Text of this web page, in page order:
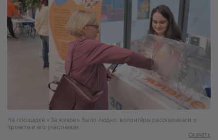
На площадке «За живое» было людно: волонтёры рассказывали о
проекте и его участниках
Скачать